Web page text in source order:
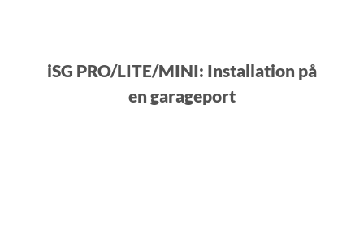
iSG PRO/LITE/MINI: Installation på
en garageport